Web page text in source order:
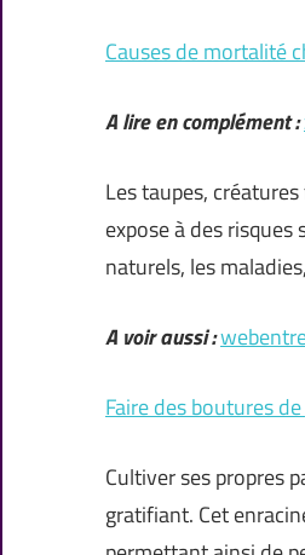
Causes de mortalité
A lire en complément :
Les taupes,
expose à des
naturels, les
A voir aussi :
Faire des boutures
Cultiver ses propres
gratifiant. Cet